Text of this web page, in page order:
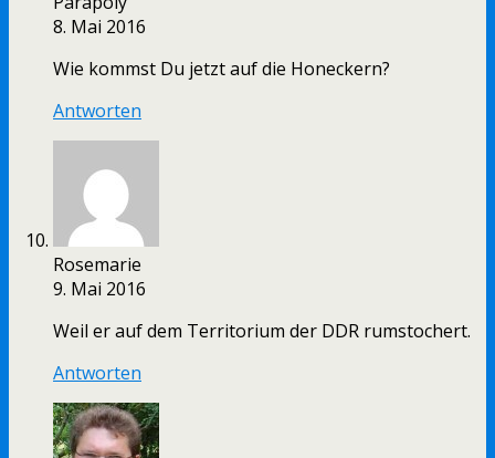
8. Mai 2016
Wie kommst Du jetzt auf die Honeckern?
Antworten
Rosemarie
9. Mai 2016
Weil er auf dem Territorium der DDR rumstochert.
Antworten